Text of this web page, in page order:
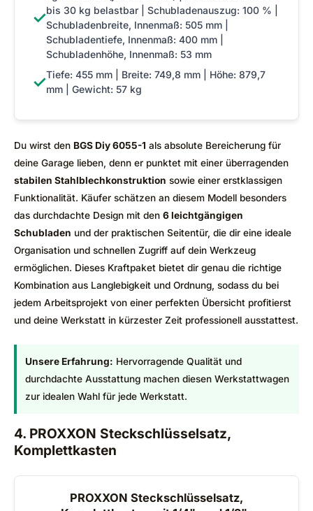
✓bis 30 kg belastbar | Schubladenauszug: 100 % |
Schubladenbreite, Innenmaß: 505 mm |
Schubladentiefe, Innenmaß: 400 mm |
Schubladenhöhe, Innenmaß: 53 mm
✓Tiefe: 455 mm | Breite: 749,8 mm | Höhe: 879,7
mm | Gewicht: 57 kg
Du wirst den BGS Diy 6055-1 als absolute Bereicherung für
deine Garage lieben, denn er punktet mit einer überragenden
stabilen Stahlblechkonstruktion sowie einer erstklassigen
Funktionalität. Käufer schätzen an diesem Modell besonders
das durchdachte Design mit den 6 leichtgängigen
Schubladen und der praktischen Seitentür, die dir eine ideale
Organisation und schnellen Zugriff auf dein Werkzeug
ermöglichen. Dieses Kraftpaket bietet dir genau die richtige
Kombination aus Langlebigkeit und Ordnung, sodass du bei
jedem Arbeitsprojekt von einer perfekten Übersicht profitierst
und deine Werkstatt in kürzester Zeit professionell ausstattest.
Unsere Erfahrung: Hervorragende Qualität und
durchdachte Ausstattung machen diesen Werkstattwagen
zur idealen Wahl für jede Werkstatt.
4. PROXXON Steckschlüsselsatz,
Komplettkasten
PROXXON Steckschlüsselsatz,